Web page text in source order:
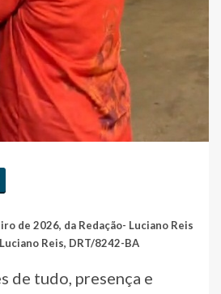
de 2026, da Redação- Luciano Reis
Reis, DRT/8242-BA
de tudo, presença e